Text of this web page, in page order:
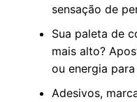
sensação de
Sua paleta de
mais alto?
ou energia
Adesivos,